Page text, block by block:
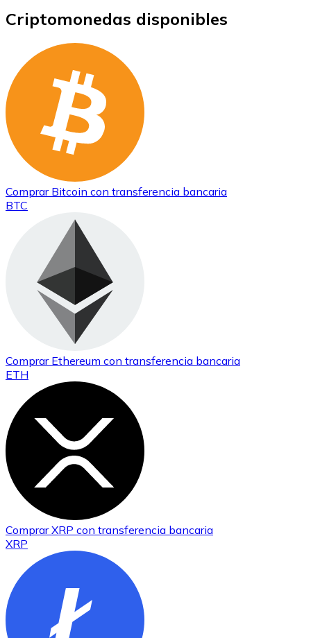
Ethereum
ETH
USD Coin
Litecoin
Criptomonedas disponibles
Comprar Bitcoin con transferencia bancaria
BTC
Comprar Ethereum con transferencia bancaria
ETH
ComprarXRP con transferencia bancaria
XRP